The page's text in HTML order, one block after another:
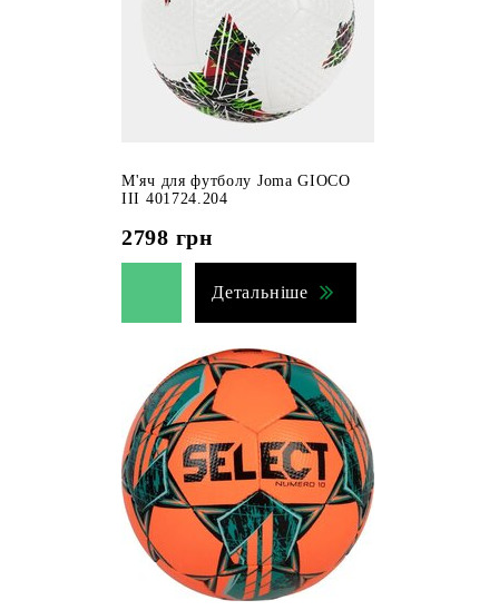
М'яч для футболу Joma GIOCO
III 401724.204
2798 грн
Детальніше